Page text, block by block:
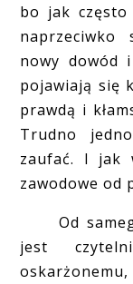
bo jak
naprzeciwko
nowy dowód
pojawiają się
prawdą i
Trudno
zaufać. I jak
zawodowe od
Od
jest